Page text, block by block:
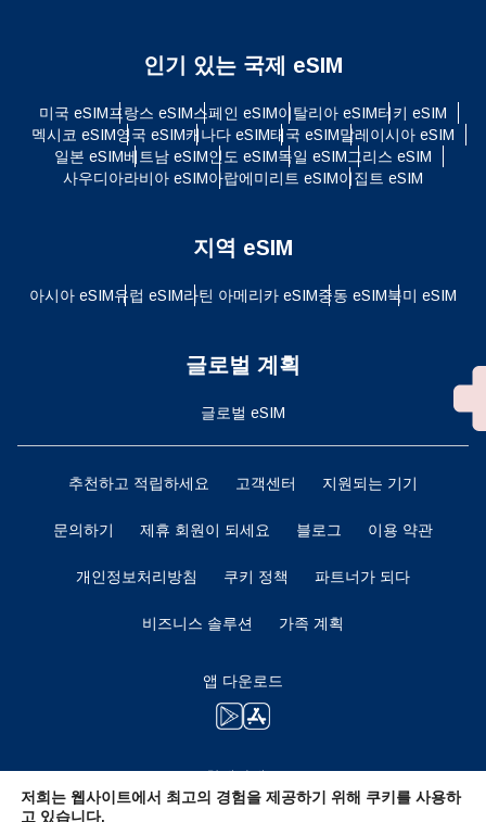
인기 있는 국제 eSIM
미국 eSIM프랑스 eSIM스페인 eSIM이탈리아 eSIM터키 eSIM
멕시코 eSIM영국 eSIM캐나다 eSIM태국 eSIM말레이시아 eSIM
일본 eSIM베트남 eSIM인도 eSIM독일 eSIM그리스 eSIM
사우디아라비아 eSIM아랍에미리트 eSIM이집트 eSIM
지역 eSIM
아시아 eSIM유럽 ​​eSIM라틴 아메리카 eSIM중동 eSIM북미 eSIM
글로벌 계획
글로벌 eSIM
추천하고 적립하세요 고객센터 지원되는 기기
문의하기 제휴 회원이 되세요 블로그 이용 약관
개인정보처리방침 쿠키 정책 파트너가 되다
비즈니스 솔루션 가족 계획
앱 다운로드
함께하세요
저희는 웹사이트에서 최고의 경험을 제공하기 위해 쿠키를 사용하
고 있습니다.